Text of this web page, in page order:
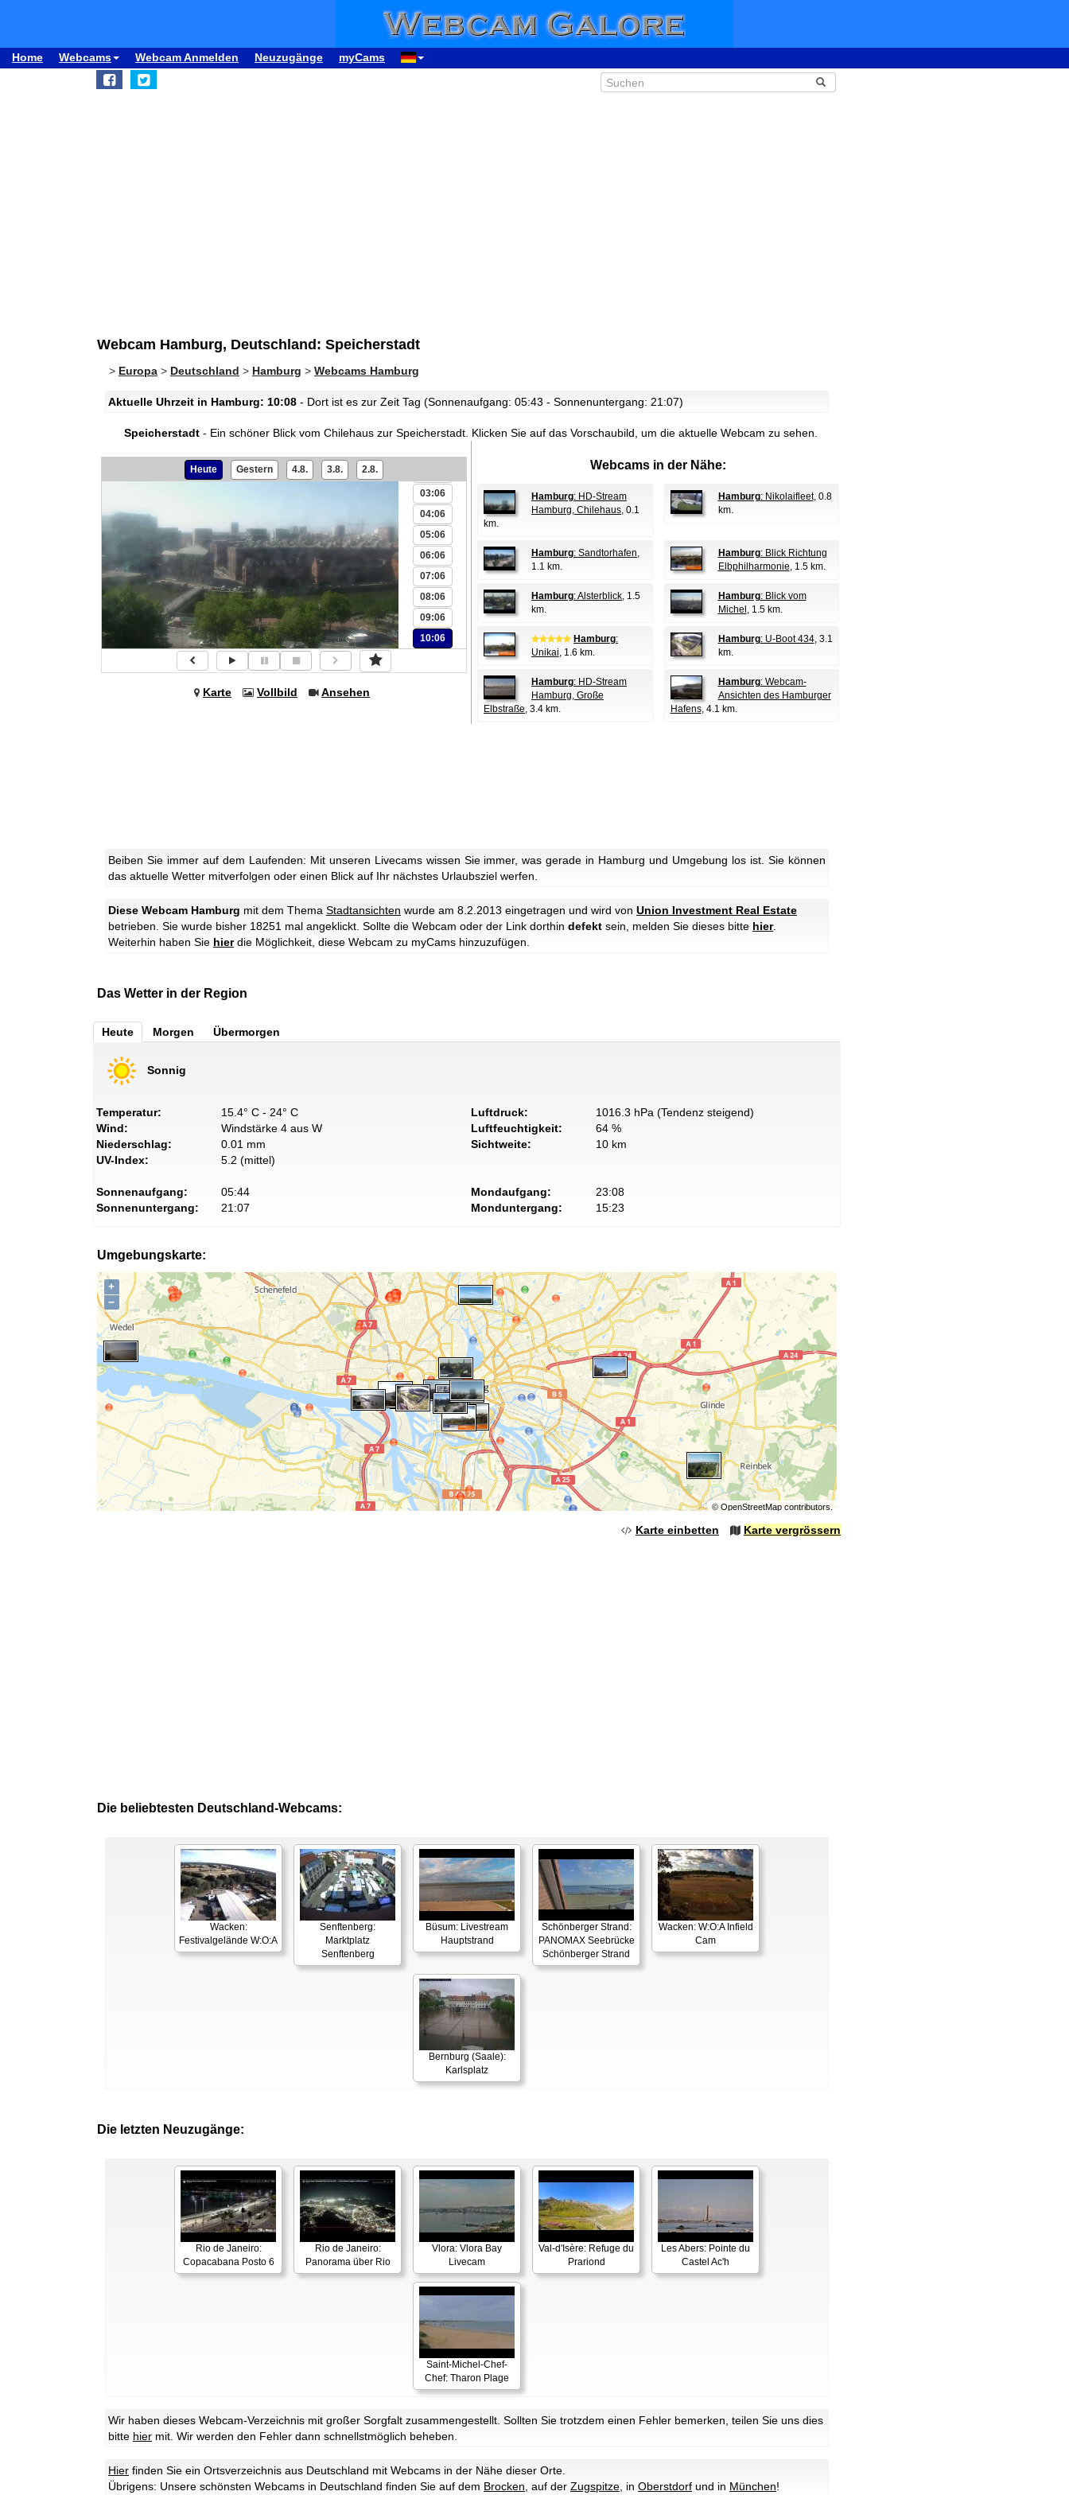
Home Webcams Webcam Anmelden Neuzugänge myCams
Webcam Hamburg, Deutschland: Speicherstadt
> Europa > Deutschland > Hamburg > Webcams Hamburg
Aktuelle Uhrzeit in Hamburg: 10:08 - Dort ist es zur Zeit Tag (Sonnenaufgang: 05:43 - Sonnenuntergang: 21:07)
Speicherstadt - Ein schöner Blick vom Chilehaus zur Speicherstadt. Klicken Sie auf das Vorschaubild, um die aktuelle Webcam zu sehen.
Heute Gestern 4.8. 3.8. 2.8.
00:06
03:06
04:06
05:06
06:06
07:06
08:06
09:06
10:06
Karte Vollbild Ansehen
Webcams in der Nähe:
Hamburg: HD-Stream
Hamburg, Chilehaus, 0.1
km.
Hamburg: Nikolaifleet, 0.8
km.
Hamburg: Sandtorhafen,
1.1 km.
Hamburg: Blick Richtung
Elbphilharmonie, 1.5 km.
Hamburg: Alsterblick, 1.5
km.
Hamburg: Blick vom
Michel , 1.5 km.
Hamburg:
Unikai, 1.6 km.
Hamburg: U-Boot 434, 3.1
km.
Hamburg: HD-Stream
Hamburg, Große
Elbstraße, 3.4 km.
Hamburg: Webcam-
Ansichten des Hamburger
Hafens, 4.1 km.
Beiben Sie immer auf dem Laufenden: Mit unseren Livecams wissen Sie immer, was gerade in Hamburg und Umgebung los ist. Sie können
das aktuelle Wetter mitverfolgen oder einen Blick auf Ihr nächstes Urlaubsziel werfen.
Diese Webcam Hamburg mit dem Thema Stadtansichten wurde am 8.2.2013 eingetragen und wird von Union Investment Real Estate
betrieben. Sie wurde bisher 18251 mal angeklickt. Sollte die Webcam oder der Link dorthin defekt sein, melden Sie dieses bitte hier.
Weiterhin haben Sie hierdie Möglichkeit, diese Webcam zu myCams hinzuzufügen.
Das Wetter in der Region
Heute Morgen Übermorgen
Sonnig
Temperatur:
15.4° C - 24° C
Wind:
Windstärke 4 aus W
Niederschlag:
0.01 mm
UV-Index:
5.2 (mittel)
Luftdruck:
1016.3 hPa (Tendenz steigend)
Luftfeuchtigkeit:
64 %
Sichtweite:
10 km
Sonnenaufgang:
05:44
Sonnenuntergang:
21:07
Mondaufgang:
23:08
Monduntergang:
15:23
Umgebungskarte:
+
−
©OpenStreetMapcontributors.
Karte einbetten Karte vergrössern
Die beliebtesten Deutschland-Webcams:
Wacken:
Festivalgelände W:O:A
Senftenberg:
Marktplatz
Senftenberg
Büsum: Livestream
Hauptstrand
Schönberger Strand:
PANOMAX Seebrücke
Schönberger Strand
Wacken: W:O:A Infield
Cam
Bernburg (Saale):
Karlsplatz
Die letzten Neuzugänge:
Rio de Janeiro:
Copacabana Posto 6
Rio de Janeiro:
Panorama über Rio
Vlora: Vlora Bay
Livecam
Val-d'Isère: Refuge du
Prariond
Les Abers: Pointe du
Castel Ac'h
Saint-Michel-Chef-
Chef: Tharon Plage
Wir haben dieses Webcam-Verzeichnis mit großer Sorgfalt zusammengestellt. Sollten Sie trotzdem einen Fehler bemerken, teilen Sie uns dies
bitte hier mit. Wir werden den Fehler dann schnellstmöglich beheben.
Hier finden Sie ein Ortsverzeichnis aus Deutschland mit Webcams in der Nähe dieser Orte.
Übrigens: Unsere schönsten Webcams in Deutschland finden Sie auf dem Brocken , auf der Zugspitze , in Oberstdorf und in München!